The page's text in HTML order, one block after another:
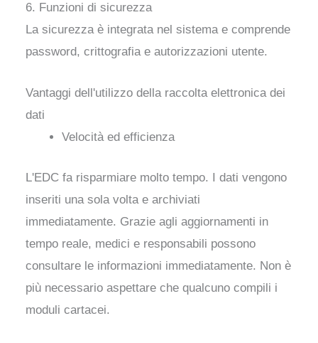
6. Funzioni di sicurezza
La sicurezza è integrata nel sistema e comprende
password, crittografia e autorizzazioni utente.
Vantaggi dell'utilizzo della raccolta elettronica dei
dati
Velocità ed efficienza
L'EDC fa risparmiare molto tempo. I dati vengono
inseriti una sola volta e archiviati
immediatamente. Grazie agli aggiornamenti in
tempo reale, medici e responsabili possono
consultare le informazioni immediatamente. Non è
più necessario aspettare che qualcuno compili i
moduli cartacei.